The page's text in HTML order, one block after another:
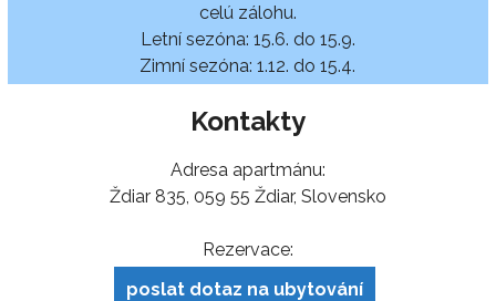
celú zálohu.
Letní sezóna: 15.6. do 15.9.
Zimní sezóna: 1.12. do 15.4.
Kontakty
Adresa apartmánu:
Ždiar 835, 059 55 Ždiar, Slovensko
Rezervace:
poslat dotaz na ubytování